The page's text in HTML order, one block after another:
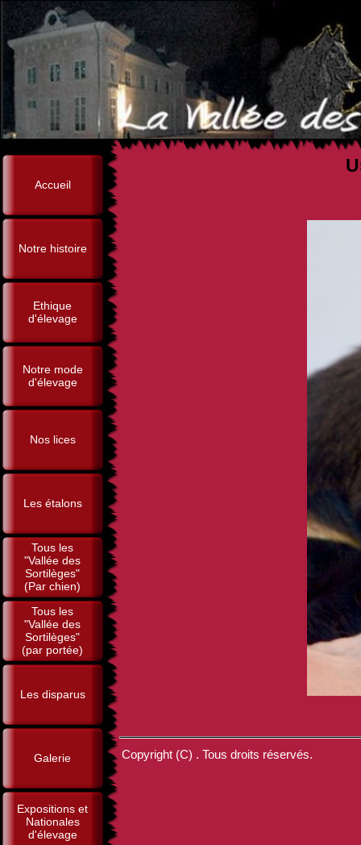
Accueil
Notre histoire
Ethique
d'élevage
Notre mode
d'élevage
Nos lices
Les étalons
Tous les
"Vallée des
Sortilèges"
(Par chien)
Tous les
"Vallée des
Sortilèges"
(par portée)
Les disparus
Galerie
Expositions et
Nationales
d'élevage
Copyright (C) . Tous droits réservés.